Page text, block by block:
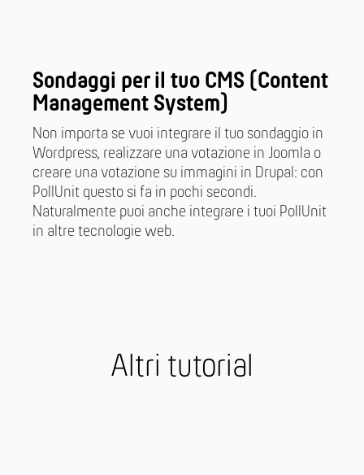
Sondaggi per il tuo CMS (Content
Management System)
Non importa se vuoi integrare il tuo sondaggio in
Wordpress, realizzare una votazione in Joomla o
creare una votazione su immagini in Drupal: con
PollUnit questo si fa in pochi secondi.
Naturalmente puoi anche integrare i tuoi PollUnit
in altre tecnologie web.
Altri tutorial